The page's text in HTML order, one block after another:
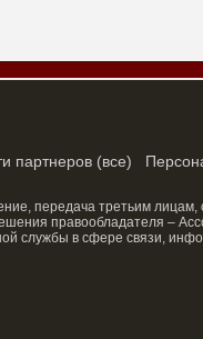
партнеров (все)
передача третьим
правообладателя –
службы в сфере связи,